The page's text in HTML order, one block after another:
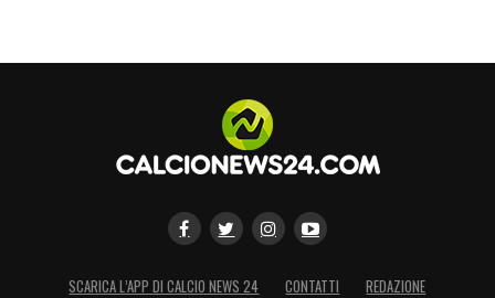
SCARICA L’APP DI CALCIO NEWS 24 CONTATTI
REDAZIONE